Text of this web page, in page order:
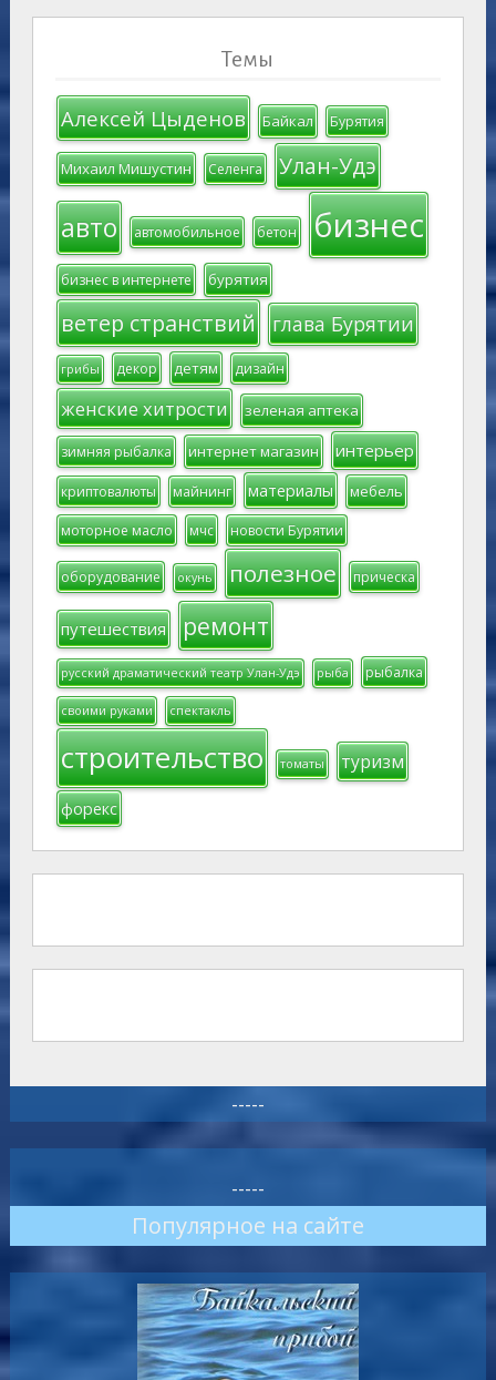
Темы
Алексей Цыденов Байкал Бурятия
Михаил Мишустин Селенга Улан-Удэ
авто автомобильное бетон бизнес
бизнес в интернете бурятия
ветер странствий глава Бурятии
грибы декор детям дизайн
женские хитрости зеленая аптека
зимняя рыбалка интернет магазин интерьер
криптовалюты майнинг материалы мебель
моторное масло мчс новости Бурятии
оборудование окунь полезное прическа
путешествия ремонт
русский драматический театр Улан-Удэ рыба рыбалка
своими руками спектакль
строительство томаты туризм
форекс
-----
-----
Популярное на сайте